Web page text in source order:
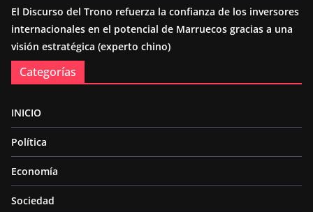
El Discurso del Trono refuerza la confianza de los inversores
internacionales en el potencial de Marruecos gracias a una
visión estratégica (experto chino)
Categorías
INICIO
Política
Economía
Sociedad